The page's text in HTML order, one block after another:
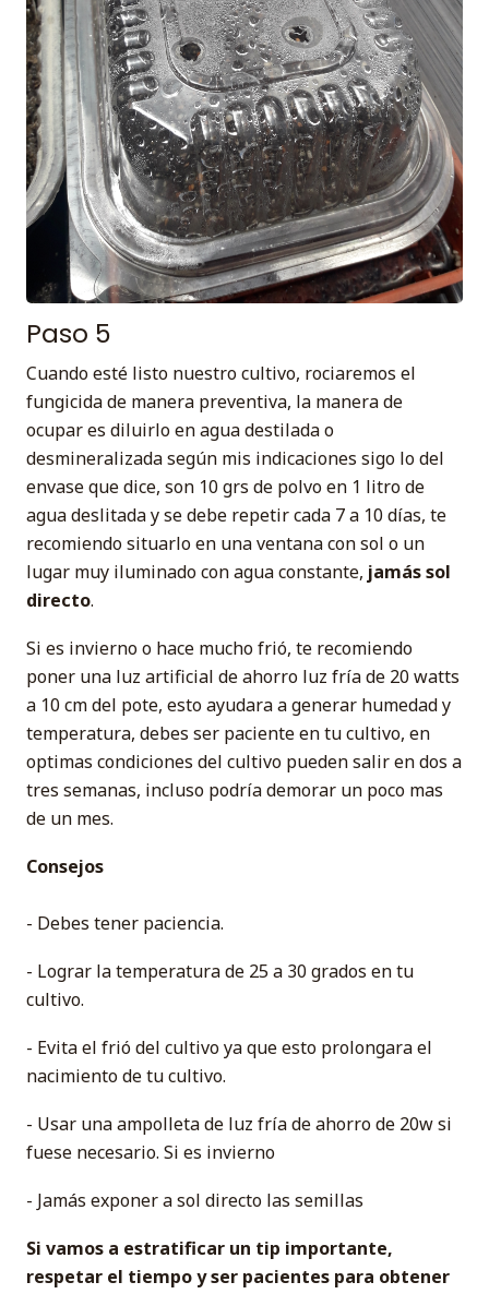
Paso 5
Cuando esté listo nuestro cultivo, rociaremos el
fungicida de manera preventiva, la manera de
ocupar es diluirlo en agua destilada o
desmineralizada según mis indicaciones sigo lo del
envase que dice, son 10 grs de polvo en 1 litro de
agua deslitada y se debe repetir cada 7 a 10 días, te
recomiendo situarlo en una ventana con sol o un
lugar muy iluminado con agua constante, jamás sol
directo.
Si es invierno o hace mucho frió, te recomiendo
poner una luz artificial de ahorro luz fría de 20 watts
a 10 cm del pote, esto ayudara a generar humedad y
temperatura, debes ser paciente en tu cultivo, en
optimas condiciones del cultivo pueden salir en dos a
tres semanas, incluso podría demorar un poco mas
de un mes.
Consejos
- Debes tener paciencia.
- Lograr la temperatura de 25 a 30 grados en tu
cultivo.
- Evita el frió del cultivo ya que esto prolongara el
nacimiento de tu cultivo.
- Usar una ampolleta de luz fría de ahorro de 20w si
fuese necesario. Si es invierno
- Jamás exponer a sol directo las semillas
Si vamos a estratificar un tip importante,
respetar el tiempo y ser pacientes para obtener